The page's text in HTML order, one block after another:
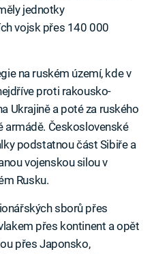
jednotky
vojsk přes 140 000
na ruském území, kde v
proti rakousko-
Ukrajině a poté za ruského
armádě. Československé
podstatnou část Sibiře a
vojenskou silou v
Rusku.
sborů přes
přes kontinent a opět
přes Japonsko,